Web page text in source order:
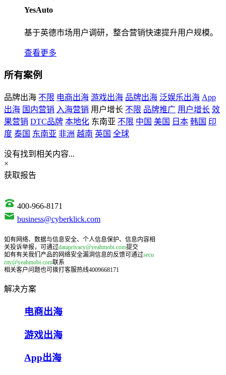
YesAuto
基于英德市场用户调研，整合营销快速提升用户规模。
查看更多
所有案例
品牌出海 不限 电商出海 游戏出海 品牌出海 泛娱乐出海 App
出海 国内营销 入海营销 用户增长 不限 品牌推广 用户增长 效
果营销 DTC品牌 本地化 东南亚 不限 中国 美国 日本 韩国 印
度 泰国 东南亚 非洲 越南 英国 全球
没有找到相关内容...
×
获取报告
400-966-8171
business@cyberklick.com
如有网络、数据与信息安全、个人信息保护、信息内容相
关投诉举报，可通过dataprivacy@yeahmobi.com提交
如有有关我们产品的网络安全漏洞信息的反馈可通过secu
rity@yeahmobi.com联系
相关客户问题也可拨打客服热线4009668171
解决方案
电商出海
游戏出海
App出海